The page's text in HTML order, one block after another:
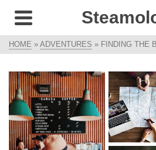
HOME » ADVENTURES » FINDING THE